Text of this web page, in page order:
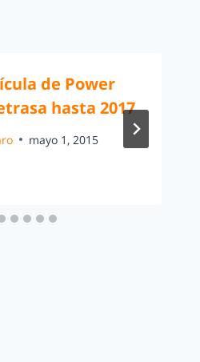
de Power
hasta 2017
mayo 1, 2015